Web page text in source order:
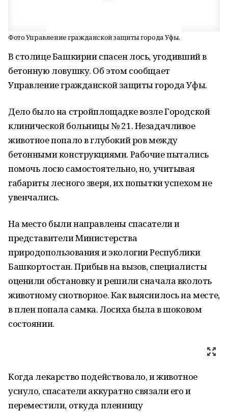
Фото Управление гражданской защиты города Уфы.
В столице Башкирии спасен лось, угодивший в
бетонную ловушку. Об этом сообщает
Управление гражданской защиты города Уфы.
Дело было на стройплощадке возле Городской
клинической больницы № 21. Незадачливое
животное попало в глубокий ров между
бетонными конструкциями. Рабочие пытались
помочь лосю самостоятельно, но, учитывая
габариты лесного зверя, их попытки успехом не
увенчались.
На место были направлены спасатели и
представители Министерства
природопользования и экологии Республики
Башкортостан. Прибыв на вызов, специалисты
оценили обстановку и решили сначала вколоть
животному снотворное. Как выяснилось на месте,
в плен попала самка. Лосиха была в шоковом
состоянии.
Когда лекарство подействовало, и животное
уснуло, спасатели аккуратно связали его и
переместили, откуда пленницу